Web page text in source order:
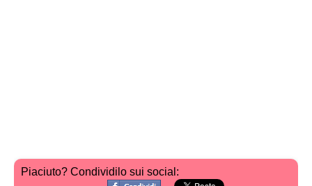
Piaciuto? Condividilo sui social: